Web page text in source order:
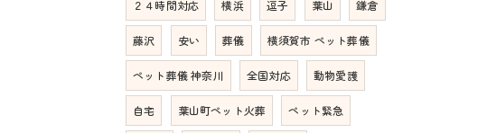
２４時間対応 横浜 逗子 葉山 鎌倉
藤沢 安い 葬儀 横須賀市 ペット葬儀
ペット葬儀 神奈川 全国対応 動物愛護
自宅 葉山町ペット火葬 ペット緊急